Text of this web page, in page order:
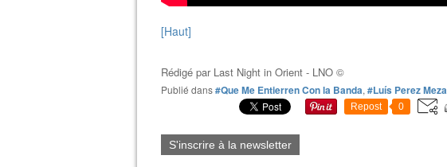
[Haut]
Rédigé par Last Night in Orient - LNO ©
Publié dans#Que Me Entierren Con la Banda, #Luís Perez Meza
Repost 0
S'inscrire à la newsletter